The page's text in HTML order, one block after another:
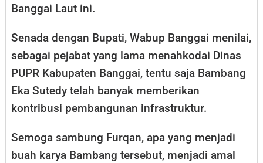
Banggai Laut ini.
Senada dengan Bupati, Wabup Banggai menilai,
sebagai pejabat yang lama menahkodai Dinas
PUPR Kabupaten Banggai, tentu saja Bambang
Eka Sutedy telah banyak memberikan
kontribusi pembangunan infrastruktur.
Semoga sambung Furqan, apa yang menjadi
buah karya Bambang tersebut, menjadi amal